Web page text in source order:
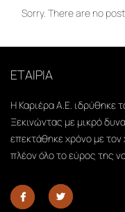
Sorry. There are no
ΕΤΑΙΡΙΑ
Η Καριέρα Α.Ε. ιδρύθηκε
Ξεκινώντας με μικρό
επεκτάθηκε χρόνο με τον
πλέον όλο το εύρος της